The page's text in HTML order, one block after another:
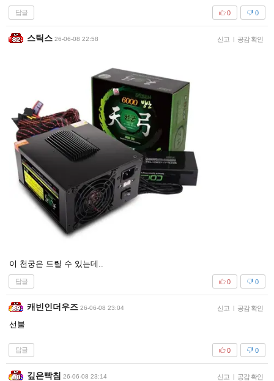
답글 0
0
스틱스 26-06-08 22:58 신고 | 공감 확인
이 천궁은 드릴 수 있는데..
답글 0
0
캐빈인더우즈 26-06-08 23:04 신고 | 공감 확인
선불
답글 0
0
깊은빡침 26-06-08 23:14 신고 | 공감 확인